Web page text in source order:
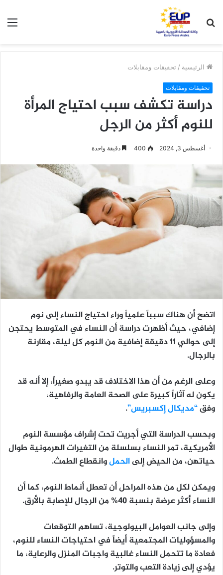
عن
الرئيسية / تحقيقات ومقابلات
تحقيقات ومقابلات
دراسة تكشف سبب احتياج المرأة
للنوم أكثر من الرجل
أغسطس 3, 2024 400 دقيقة واحدة
اتضح أن هناك سبباً علمياً وراء احتياج النساء إلى نوم
إضافي، حيث أظهرت دراسة أن النساء في المتوسط يحتجن
إلى حوالي 11 دقيقة إضافية من النوم كل ليلة، مقارنة
بالرجال.
وعلى الرغم من أن هذا الاختلاف قد يبدو صغيراً، إلا أنه قد
يكون له آثاراً كبيرة على الصحة العامة والرفاهية،
وفق“مديكال إكسبريس”.
وبحسب الدراسة التي أجريت تحت إشراف مؤسسة النوم
الأمريكية، تمر النساء بسلسلة من التغيرات الهرمونية طوال
حياتهن، من الحيض إلىالحملوانقطاع الطمث.
ويمكن لكل من هذه المراحل أن تعطل أنماط النوم، كما أن
النساء أكثر عرضة بنسبة 40% من الرجال للإصابة بالأرق.
وإلى جانب العوامل البيولوجية، تساهم التوقعات
والمسؤوليات المجتمعية أيضاً في احتياجات النساء للنوم،
فعادة ما تتحمل النساء غالبية واجبات المنزل والرعاية، ما
يؤدي إلى زيادة التعب والتوتر.